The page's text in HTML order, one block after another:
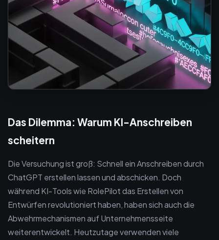
Das Dilemma: Warum KI-Anschreiben
scheitern
Die Versuchung ist groß: Schnell ein Anschreiben durch
ChatGPT erstellen lassen und abschicken. Doch
während KI-Tools wie RolePilot das Erstellen von
Entwürfen revolutioniert haben, haben sich auch die
Abwehrmechanismen auf Unternehmensseite
weiterentwickelt. Heutzutage verwenden viele